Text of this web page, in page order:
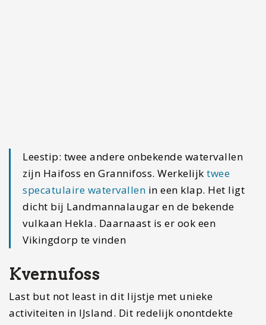
Ben jij benieuwd welke plekjes je nog meer
de website vanVleugje IJsland
dit prachtige land.